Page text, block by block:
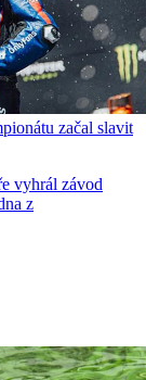
začal slavit
vyhrál závod
z